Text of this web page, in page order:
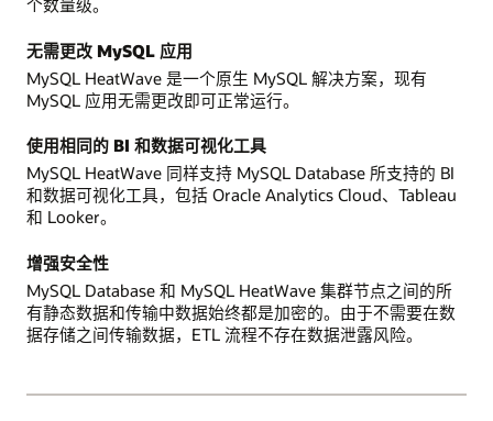
无需更改 MySQL 应用
MySQL HeatWave 是一个原生 MySQL 解决方案，现有
MySQL 应用无需更改即可正常运行。
使用相同的 BI 和数据可视化工具
MySQL HeatWave 同样支持 MySQL Database 所支持的 BI
和数据可视化工具，包括 Oracle Analytics Cloud、Tableau
和 Looker。
增强安全性
MySQL Database 和 MySQL HeatWave 集群节点之间的所
有静态数据和传输中数据始终都是加密的。由于不需要在数
据存储之间传输数据，ETL 流程不存在数据泄露风险。